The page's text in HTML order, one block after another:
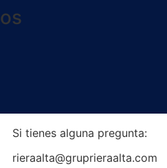
Si tienes alguna pregunta:
rieraalta@gruprieraalta.com